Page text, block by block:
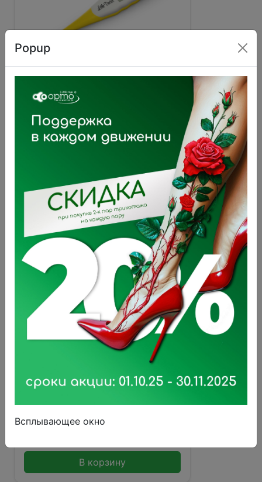
цифровой LD-307
В корзину
В корзину
Popup
Всплывающее окно